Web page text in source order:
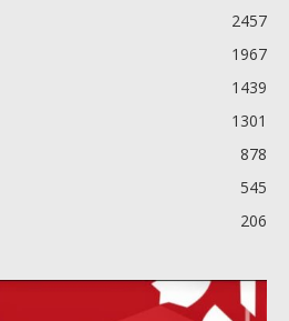
2457
1967
1439
1301
878
545
206